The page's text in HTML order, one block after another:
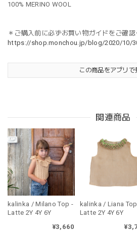
100% MERINO WOOL
＊ご購入前に必ずお買い物ガイドをご確認
https://shop.monchou.jp/blog/2020/10/
この商品をアプリで
関連商品
kalinka / Milano Top -
Latte 2Y 4Y 6Y
¥3,660
kalinka / Liana
Latte 2Y 4Y 6Y